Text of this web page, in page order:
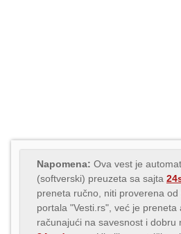
Napomena: Ova vest je
(softverski) preuzeta sa sajta
preneta ručno, niti proverena
portala "Vesti.rs", već je preneta
računajući na savesnost i dobru